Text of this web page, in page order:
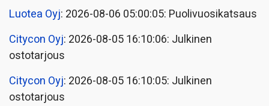
Luotea Oyj: 2026-08-06 05:00:05: Puolivuosikatsaus
Citycon Oyj: 2026-08-05 16:10:06: Julkinen
ostotarjous
Citycon Oyj: 2026-08-05 16:10:05: Julkinen
ostotarjous